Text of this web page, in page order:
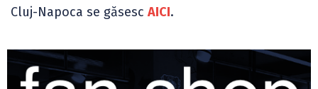
Cluj-Napoca se găsesc AICI.